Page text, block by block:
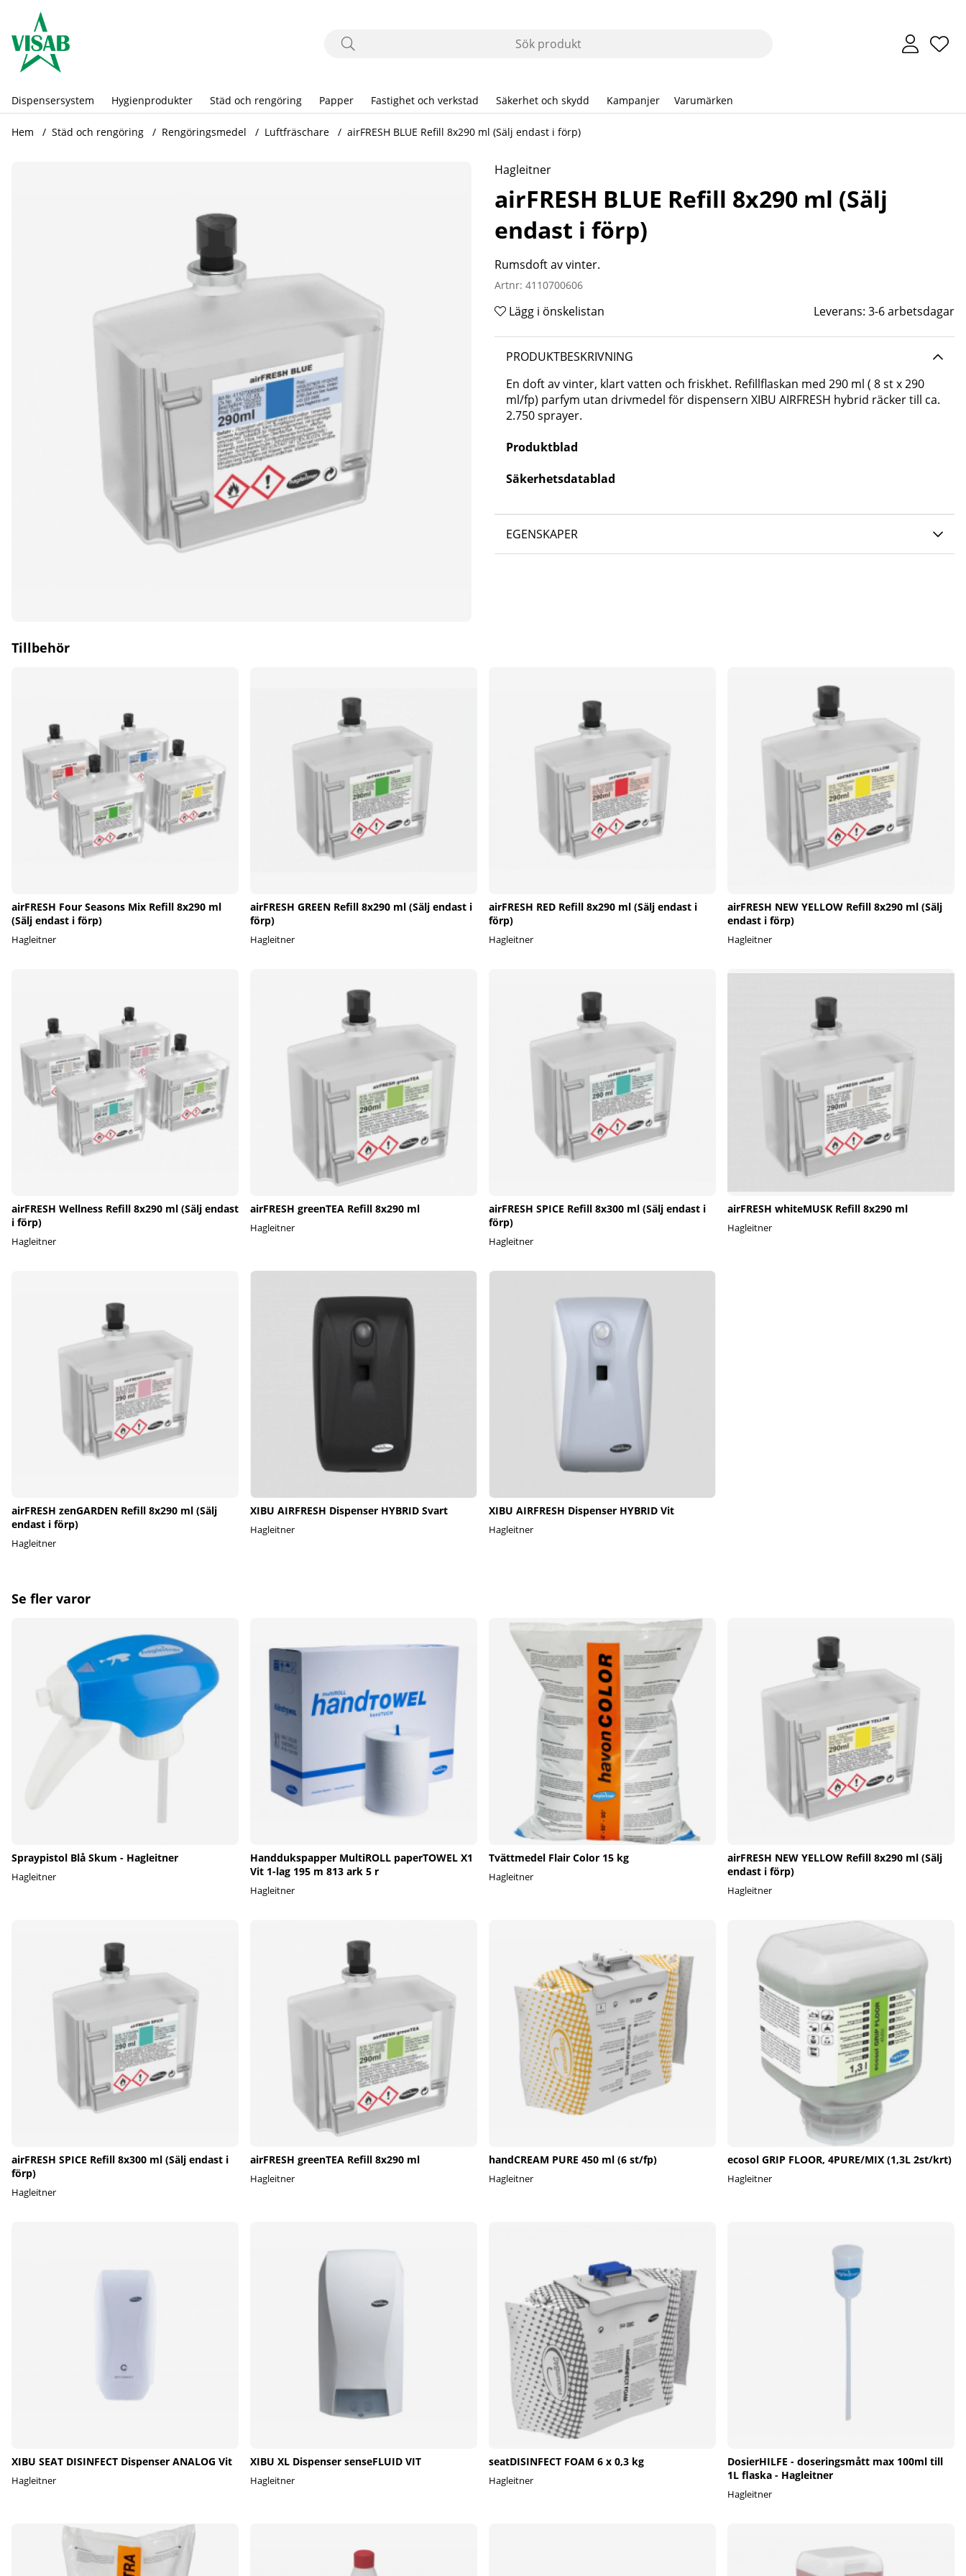
.
Dispensersystem Hygienprodukter Städ och rengöring Papper Fastighet och verkstad Säkerhet och skydd Kampanjer Varumärken
Hem Städ och rengöring Rengöringsmedel Luftfräschare airFRESH BLUE Refill 8x290 ml (Sälj endast i förp)
Hagleitner
airFRESH BLUE Refill 8x290 ml (Sälj
endast i förp)
Rumsdoft av vinter.
Artnr: 4110700606
Lägg i önskelistan Leverans: 3-6 arbetsdagar
PRODUKTBESKRIVNING
En doft av vinter, klart vatten och friskhet. Refillflaskan med 290 ml ( 8 st x 290
ml/fp) parfym utan drivmedel för dispensern XIBU AIRFRESH hybrid räcker till ca.
2.750 sprayer.
Produktblad
Säkerhetsdatablad
EGENSKAPER
Tillbehör
airFRESH Four Seasons Mix Refill 8x290 ml
(Sälj endast i förp)
Hagleitner
airFRESH GREEN Refill 8x290 ml (Sälj endast i
förp)
Hagleitner
airFRESH RED Refill 8x290 ml (Sälj endast i
förp)
Hagleitner
airFRESH NEW YELLOW Refill 8x290 ml (Sälj
endast i förp)
Hagleitner
airFRESH Wellness Refill 8x290 ml (Sälj endast
i förp)
Hagleitner
airFRESH greenTEA Refill 8x290 ml
Hagleitner
airFRESH SPICE Refill 8x300 ml (Sälj endast i
förp)
Hagleitner
airFRESH whiteMUSK Refill 8x290 ml
Hagleitner
airFRESH zenGARDEN Refill 8x290 ml (Sälj
endast i förp)
Hagleitner
XIBU AIRFRESH Dispenser HYBRID Svart
Hagleitner
XIBU AIRFRESH Dispenser HYBRID Vit
Hagleitner
Se fler varor
Spraypistol Blå Skum - Hagleitner
Hagleitner
Handdukspapper MultiROLL paperTOWEL X1
Vit 1-lag 195 m 813 ark 5 r
Hagleitner
Tvättmedel Flair Color 15 kg
Hagleitner
airFRESH NEW YELLOW Refill 8x290 ml (Sälj
endast i förp)
Hagleitner
airFRESH SPICE Refill 8x300 ml (Sälj endast i
förp)
Hagleitner
airFRESH greenTEA Refill 8x290 ml
Hagleitner
handCREAM PURE 450 ml (6 st/fp)
Hagleitner
ecosol GRIP FLOOR, 4PURE/MIX (1,3L 2st/krt)
Hagleitner
XIBU SEAT DISINFECT Dispenser ANALOG Vit
Hagleitner
XIBU XL Dispenser senseFLUID VIT
Hagleitner
seatDISINFECT FOAM 6 x 0,3 kg
Hagleitner
DosierHILFE - doseringsmått max 100ml till
1L flaska - Hagleitner
Hagleitner